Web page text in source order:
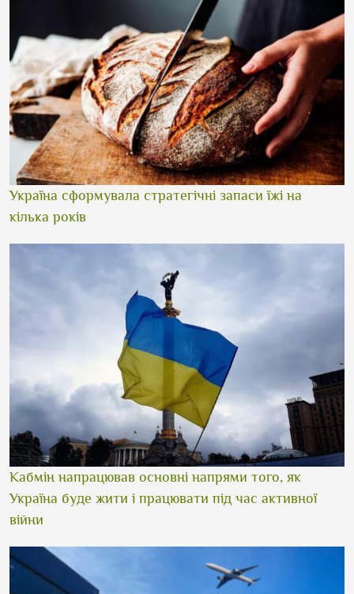
Україна сформувала стратегічні запаси їжі на
кілька років
Кабмін напрацював основні напрями того, як
Україна буде жити і працювати під час активної
війни